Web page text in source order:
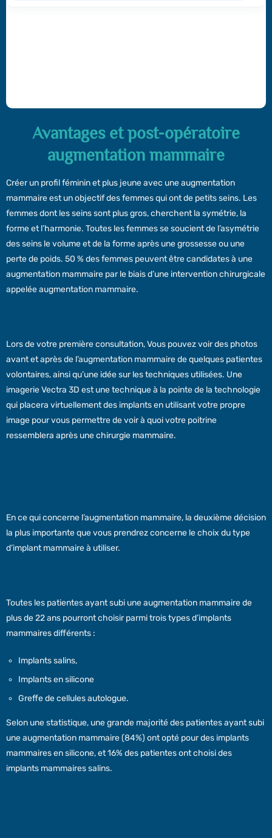
Avantages et post-opératoire
augmentation mammaire
Créer un profil féminin et plus jeune avec une augmentation
mammaire est un objectif des femmes qui ont de petits seins. Les
femmes dont les seins sont plus gros, cherchent la symétrie, la
forme et l’harmonie. Toutes les femmes se soucient de l’asymétrie
des seins le volume et de la forme après une grossesse ou une
perte de poids. 50 % des femmes peuvent être candidates à une
augmentation mammaire par le biais d’une intervention chirurgicale
appelée augmentation mammaire.
Lors de votre première consultation, Vous pouvez voir des photos
avant et après de l’augmentation mammaire de quelques patientes
volontaires, ainsi qu’une idée sur les techniques utilisées. Une
imagerie Vectra 3D est une technique à la pointe de la technologie
qui placera virtuellement des implants en utilisant votre propre
image pour vous permettre de voir à quoi votre poitrine
ressemblera après une chirurgie mammaire.
En ce qui concerne l’augmentation mammaire, la deuxième décision
la plus importante que vous prendrez concerne le choix du type
d’implant mammaire à utiliser.
Toutes les patientes ayant subi une augmentation mammaire de
plus de 22 ans pourront choisir parmi trois types d’implants
mammaires différents :
Implants salins,
Implants en silicone
Greffe de cellules autologue.
Selon une statistique, une grande majorité des patientes ayant subi
une augmentation mammaire (84%) ont opté pour des implants
mammaires en silicone, et 16% des patientes ont choisi des
implants mammaires salins.